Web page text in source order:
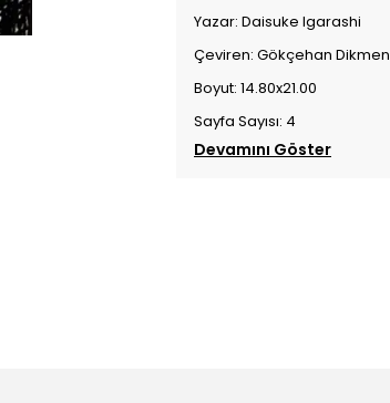
Yazar: Daisuke Igarashi
Çeviren: Gökçehan Dikmen
Boyut: 14.80x21.00
Sayfa Sayısı: 4
Devamını Göster